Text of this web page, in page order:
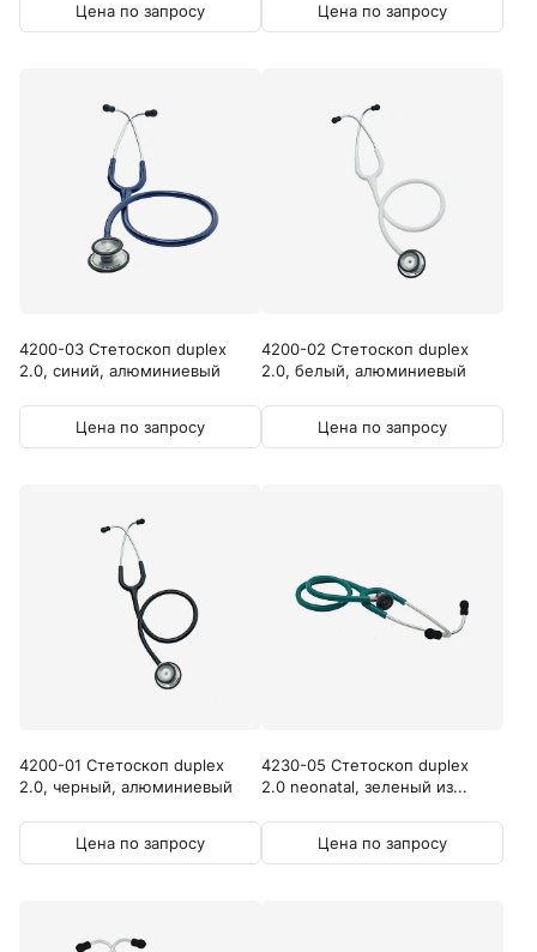
Цена по запросу Цена по запросу
4200-03 Стетоскоп duplex
2.0, синий, алюминиевый
Цена по запросу
4200-02 Стетоскоп duplex
2.0, белый, алюминиевый
Цена по запросу
4200-01 Стетоскоп duplex
2.0, черный, алюминиевый
Цена по запросу
4230-05 Стетоскоп duplex
2.0 neonatal, зеленый из...
Цена по запросу